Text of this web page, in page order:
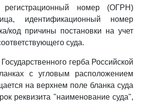
регистрационный номер (ОГРН)
идентификационный номер
код причины постановки на учет
суда.
герба Российской
с угловым расположением
на верхнем поле бланка суда
реквизита "наименование суда",